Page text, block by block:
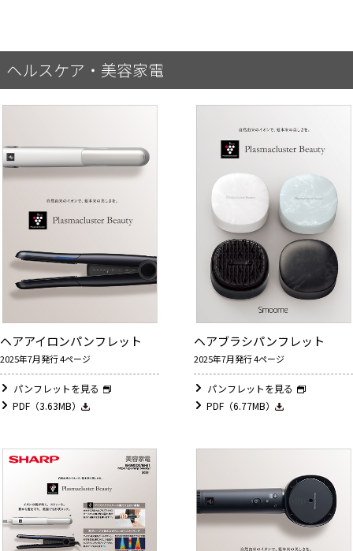
ヘルスケア・美容家電
ヘアアイロンパンフレット
2025年7月発行 4ページ
パンフレットを見る
PDF（3.63MB）
ヘアブラシパンフレット
2025年7月発行 4ページ
パンフレットを見る
PDF（6.77MB）